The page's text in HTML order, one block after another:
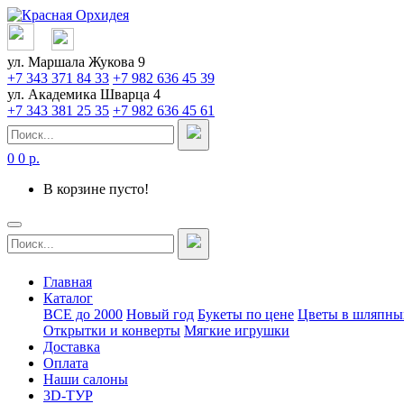
ул. Маршала Жукова 9
+7 343 371 84 33 +7 982 636 45 39
ул. Академика Шварца 4
+7 343 381 25 35 +7 982 636 45 61
0 0 р.
В корзине пусто!
Главная
Каталог
ВСЕ до 2000 Новый год Букеты по цене Цветы в
Открытки и конверты Мягкие игрушки
Доставка
Оплата
Наши салоны
3D-ТУР